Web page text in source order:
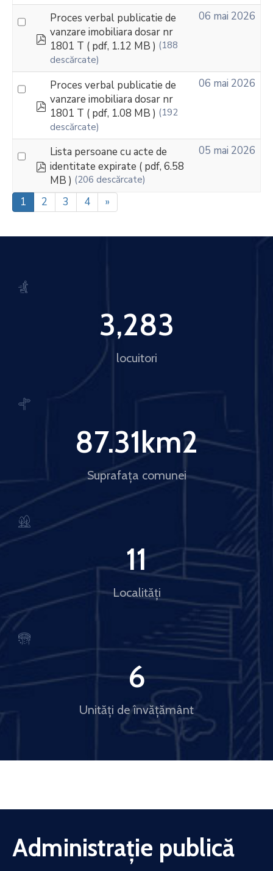
pdf
Proces verbal publicatie de
vanzare imobiliara dosar nr
1801 T ( pdf, 1.12 MB ) (188
descărcate)
06 mai 2026
pdf
Proces verbal publicatie de
vanzare imobiliara dosar nr
1801 T ( pdf, 1.08 MB ) (192
descărcate)
06 mai 2026
pdf
Lista persoane cu acte de
identitate expirate ( pdf, 6.58
MB ) (206 descărcate)
05 mai 2026
1 2 3 4 »
locuitori
3,283
Suprafața comunei
87.31km2
Localități
11
Unități de învățământ
6
Administrație publică